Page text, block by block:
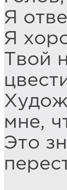
Я
Я
Твой
мне,
Это